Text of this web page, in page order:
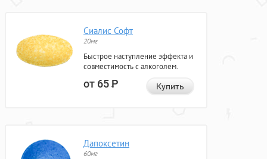
Сиалис Софт
20мг
Быстрое наступление эффекта и
совместимость с алкоголем.
от 65Р Купить
Дапоксетин
60мг